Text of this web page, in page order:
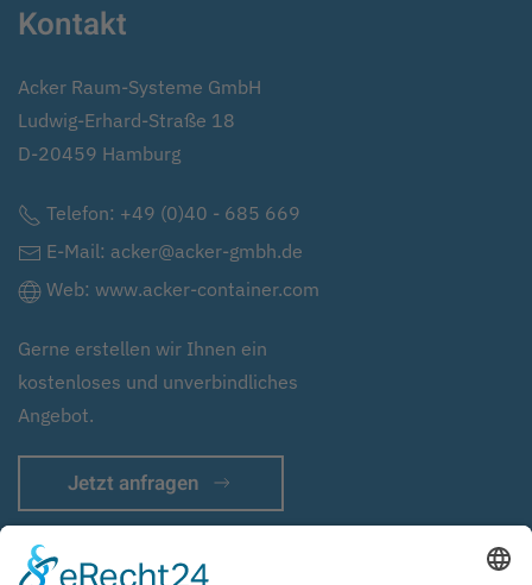
Kontakt
Acker Raum-Systeme GmbH
Ludwig-Erhard-Straße 18
D-20459 Hamburg
Telefon: +49 (0)40 - 685 669
E-Mail: acker@acker-gmbh.de
Web: www.acker-container.com
Gerne erstellen wir Ihnen ein
kostenloses und unverbindliches
Angebot.
Jetzt anfragen